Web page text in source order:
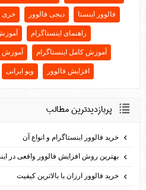
فالوور اینستا دیجی فالوور خری
راهنمای اینستاگرام
آموزش کامل اینستاگرام آموزش
افزایش فالوور ویو ایرانی
پربازديدترين مطالب
خرید فالوور اینستاگرام و انواع آن
بهترین روش افزایش فالوور واقعی در
خرید فالوور ارزان با بالاترین کیفیت